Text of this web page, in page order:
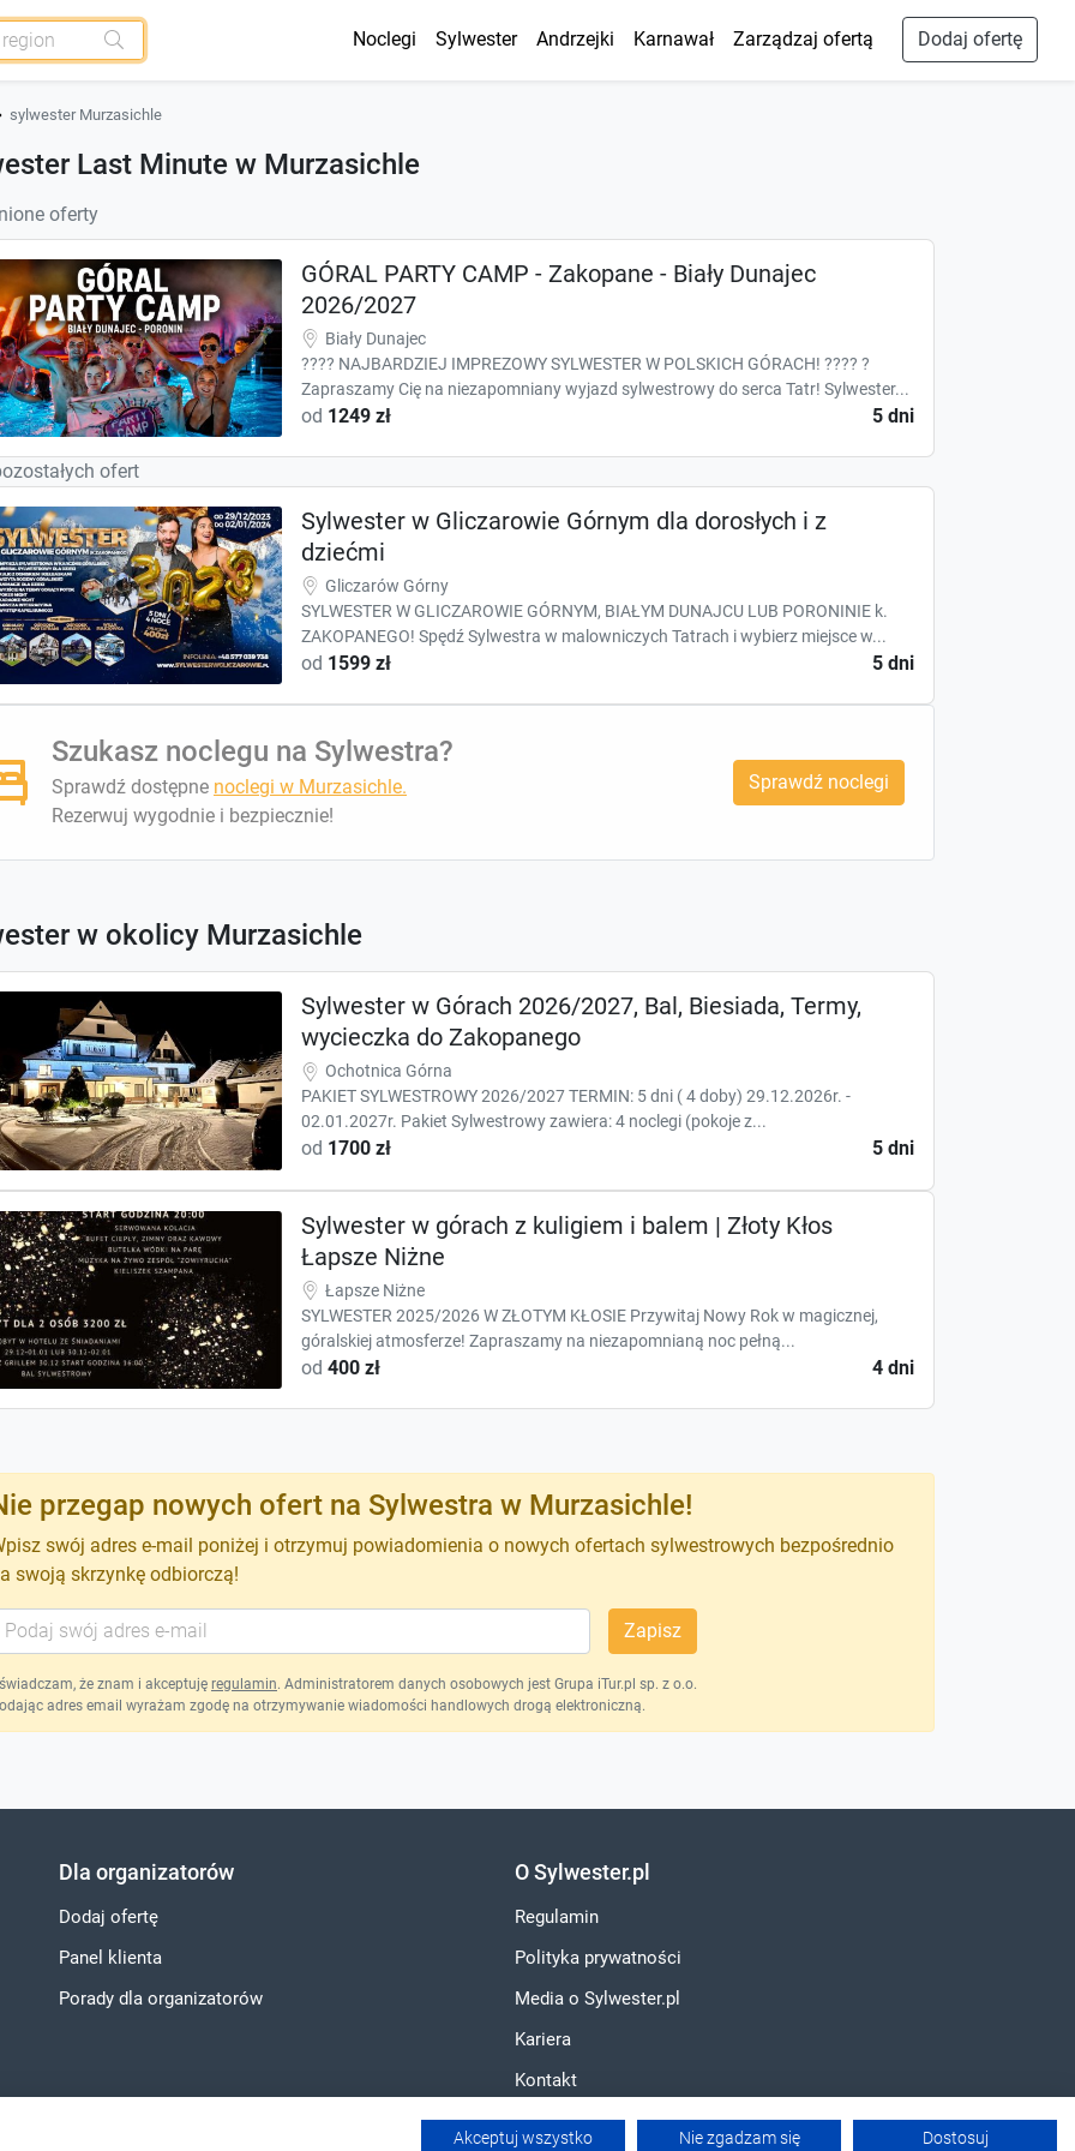
Noclegi Sylwester Andrzejki Karnawał Zarządzaj ofertą Dodaj ofertę
sylwester Murzasichle
Last Minute w Murzasichle
oferty
GÓRAL PARTY CAMP - Zakopane - Biały Dunajec
2026/2027
Biały Dunajec
???? NAJBARDZIEJ IMPREZOWY SYLWESTER W POLSKICH GÓRACH! ???? ?
Zapraszamy Cię na niezapomniany wyjazd sylwestrowy do serca Tatr! Sylwester...
od 1249 zł 5 dni
ofert
Sylwester w Gliczarowie Górnym dla dorosłych i z
dziećmi
Gliczarów Górny
SYLWESTER W GLICZAROWIE GÓRNYM, BIAŁYM DUNAJCU LUB PORONINIE k.
ZAKOPANEGO! Spędź Sylwestra w malowniczych Tatrach i wybierz miejsce w...
od 1599 zł 5 dni
Szukasz noclegu na Sylwestra?
Sprawdź dostępne noclegi w Murzasichle.
Rezerwuj wygodnie i bezpiecznie!
Sprawdź noclegi
w okolicy Murzasichle
Sylwester w Górach 2026/2027, Bal, Biesiada, Termy,
wycieczka do Zakopanego
Ochotnica Górna
PAKIET SYLWESTROWY 2026/2027 TERMIN: 5 dni ( 4 doby) 29.12.2026r. -
02.01.2027r. Pakiet Sylwestrowy zawiera: 4 noclegi (pokoje z...
od 1700 zł 5 dni
Sylwester w górach z kuligiem i balem | Złoty Kłos
Łapsze Niżne
Łapsze Niżne
SYLWESTER 2025/2026 W ZŁOTYM KŁOSIE Przywitaj Nowy Rok w magicznej,
góralskiej atmosferze! Zapraszamy na niezapomnianą noc pełną...
od 400 zł 4 dni
przegap nowych ofert na Sylwestra w Murzasichle!
swój adres e-mail poniżej i otrzymuj powiadomienia o nowych ofertach sylwestrowych bezpośrednio
swoją skrzynkę odbiorczą!
Zapisz
że znam i akceptuję regulamin. Administratorem danych osobowych jest Grupa iTur.pl sp. z o.o.
adres email wyrażam zgodę na otrzymywanie wiadomości handlowych drogą elektroniczną.
Dla organizatorów
Dodaj ofertę
Panel klienta
Porady dla organizatorów
O Sylwester.pl
Regulamin
Polityka prywatności
Media o Sylwester.pl
Kariera
Kontakt
Akceptuj wszystko Nie zgadzam się Dostosuj